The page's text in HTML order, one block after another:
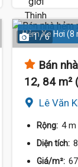
Hẻm Xe Hơi (8
1 / 6
Bán
12, 84 m²
Lê Văn
Rộng: 4 m
Diện tích:
Giá/m²: